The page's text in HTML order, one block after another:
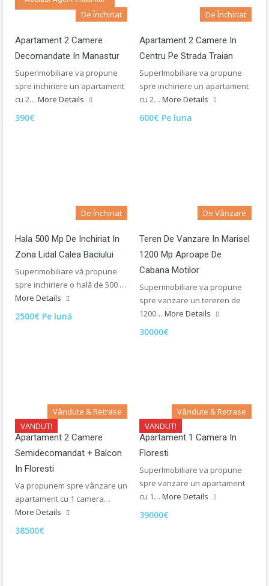
De Închiriat
Apartament 2 Camere
Decomandate In Manastur
Superimobiliare va propune
spre inchiriere un apartament
cu 2… More Details
390€
De Închiriat
Apartament 2 Camere In
Centru Pe Strada Traian
SuperImobiliare va propune
spre inchiriere un apartament
cu 2… More Details
600€ Pe luna
De Închiriat
Hala 500 Mp De Inchiriat In
Zona Lidal Calea Baciului
Superimobiliare vă propune
spre inchiriere o hală de 500 …
More Details
2500€ Pe lună
De Vânzare
Teren De Vanzare In Marisel
1200 Mp Aproape De
Cabana Motilor
Superimobiliare va propune
spre vanzare un tereren de
1200… More Details
30000€
VANDUT!
Vândute & Retrase
Apartament 2 Camere
Semidecomandat + Balcon
In Floresti
Va propunem spre vânzare un
apartament cu 1 camera…
More Details
38500€
VANDUT!
Vândute & Retrase
Apartament 1 Camera In
Floresti
SuperImobiliare va propune
spre vanzare un apartament
cu 1… More Details
39000€